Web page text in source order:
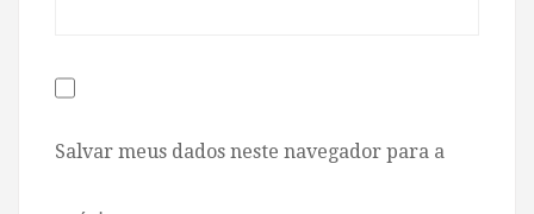
Salvar meus dados neste navegador para a